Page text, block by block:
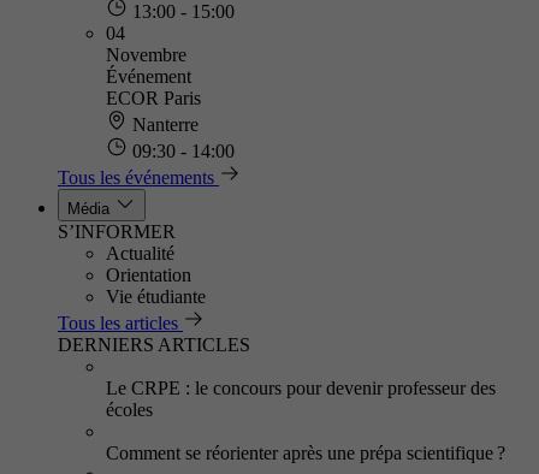
13:00 - 15:00
04
Novembre
Événement
ECOR Paris
Nanterre
09:30 - 14:00
Tous les événements
Média
S’INFORMER
Actualité
Orientation
Vie étudiante
Tous les articles
DERNIERS ARTICLES
Le CRPE : le concours pour devenir professeur des
écoles
Comment se réorienter après une prépa scientifique ?